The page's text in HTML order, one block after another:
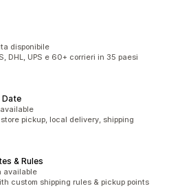
disponibile
DHL, UPS e 60+ corrieri in 35 paesi
Date
pickup, local delivery, shipping
& Rules
available
custom shipping rules & pickup points